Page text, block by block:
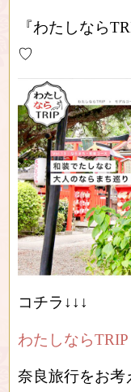
『わたしなら
♡
コチラ↓↓↓
わたしならTRIP
奈良旅行をお考